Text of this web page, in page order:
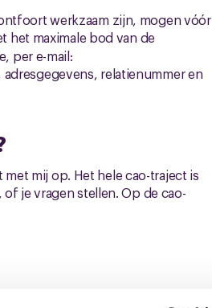
werkzaam zijn, mogen vóór
maximale bod van de
per e-mail:
relatienummer en
mij op. Het hele cao-traject is
je vragen stellen. Op de cao-